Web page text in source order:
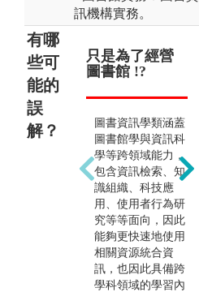
訊機構實務。
有哪
些可
能的
誤
解？
只是為了經營
圖書館 !?
圖書資訊學類涵蓋
圖書館學與資訊科
學等跨領域能力，
包含資訊檢索、知
識組織、科技應
用、使用者行為研
究等等面向，因此
能夠更快速地使用
相關資源統合資
訊，也因此具備跨
學科領域的學習內